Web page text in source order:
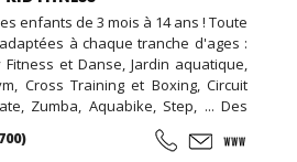
enfants de 3 mois à 14 ans ! Toute
à chaque tranche d'ages :
et Danse, Jardin aquatique,
Cross Training et Boxing, Circuit
Zumba, Aquabike, Step, ... Des
les vacances, des Garderies
les rythmes scolaires,... Des